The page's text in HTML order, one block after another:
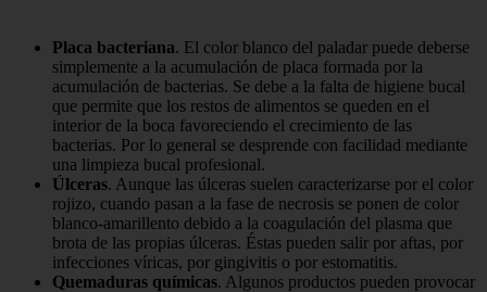
Placa bacteriana. El color blanco del paladar puede deberse
simplemente a la acumulación de placa formada por la
acumulación de bacterias. Se debe a la falta de higiene bucal
que permite que los restos de alimentos se queden en el
interior de la boca favoreciendo el crecimiento de las
bacterias. Por lo general se desprende con facilidad mediante
una limpieza bucal profesional.
Úlceras. Aunque las úlceras suelen caracterizarse por el color
rojizo, cuando pasan a la fase de necrosis se ponen de color
blanco-amarillento debido a la coagulación del plasma que
brota de las propias úlceras. Éstas pueden salir por aftas, por
infecciones víricas, por gingivitis o por estomatitis.
Quemaduras químicas. Algunos productos pueden provocar